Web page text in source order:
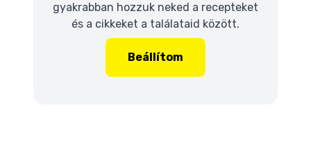
gyakrabban hozzuk neked a recepteket
és a cikkeket a találataid között.
Beállítom